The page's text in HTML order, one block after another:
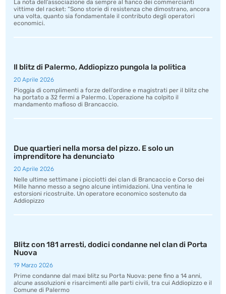
La nota dell’associazione da sempre al fianco dei commercianti
vittime del racket: “Sono storie di resistenza che dimostrano, ancora
una volta, quanto sia fondamentale il contributo degli operatori
economici.
Il blitz di Palermo, Addiopizzo pungola la politica
20 Aprile 2026
Pioggia di complimenti a forze dell’ordine e magistrati per il blitz che
ha portato a 32 fermi a Palermo. L’operazione ha colpito il
mandamento mafioso di Brancaccio.
Due quartieri nella morsa del pizzo. E solo un
imprenditore ha denunciato
20 Aprile 2026
Nelle ultime settimane i picciotti dei clan di Brancaccio e Corso dei
Mille hanno messo a segno alcune intimidazioni. Una ventina le
estorsioni ricostruite. Un operatore economico sostenuto da
Addiopizzo
Blitz con 181 arresti, dodici condanne nel clan di Porta
Nuova
19 Marzo 2026
Prime condanne dal maxi blitz su Porta Nuova: pene fino a 14 anni,
alcune assoluzioni e risarcimenti alle parti civili, tra cui Addiopizzo e il
Comune di Palermo